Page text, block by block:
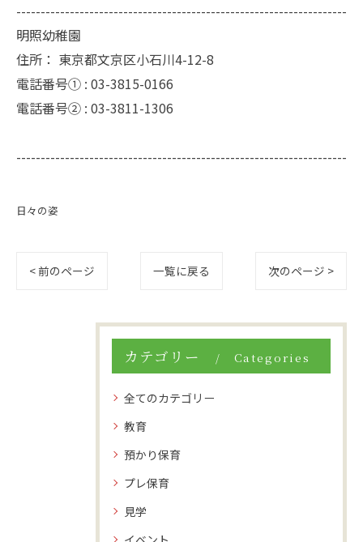
--------------------------------------------------------------------
明照幼稚園
住所： 東京都文京区小石川4-12-8
電話番号① : 03-3815-0166
電話番号② : 03-3811-1306
--------------------------------------------------------------------
日々の姿
< 前のページ 一覧に戻る 次のページ >
カテゴリー Categories
全てのカテゴリー
教育
預かり保育
プレ保育
見学